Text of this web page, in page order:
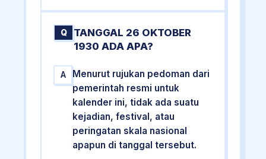
Q
TANGGAL 26 OKTOBER
1930 ADA APA?
A
Menurut rujukan pedoman dari
pemerintah resmi untuk
kalender ini, tidak ada suatu
kejadian, festival, atau
peringatan skala nasional
apapun di tanggal tersebut.